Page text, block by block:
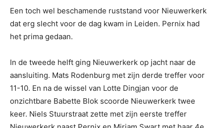
Een toch wel beschamende ruststand voor Nieuwerkerk
dat erg slecht voor de dag kwam in Leiden. Pernix had
het prima gedaan.
In de tweede helft ging Nieuwerkerk op jacht naar de
aansluiting. Mats Rodenburg met zijn derde treffer voor
11-10. En na de wissel van Lotte Dingjan voor de
onzichtbare Babette Blok scoorde Nieuwerkerk twee
keer. Niels Stuurstraat zette met zijn eerste treffer